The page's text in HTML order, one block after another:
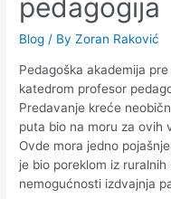
pedagogija
Blog / ByZoran Raković
Pedagoška akademija
katedrom profesor
Predavanje kreće
puta bio na moru za ovih
Ovde mora jedno
je bio poreklom iz
nemogućnosti izdvajnja